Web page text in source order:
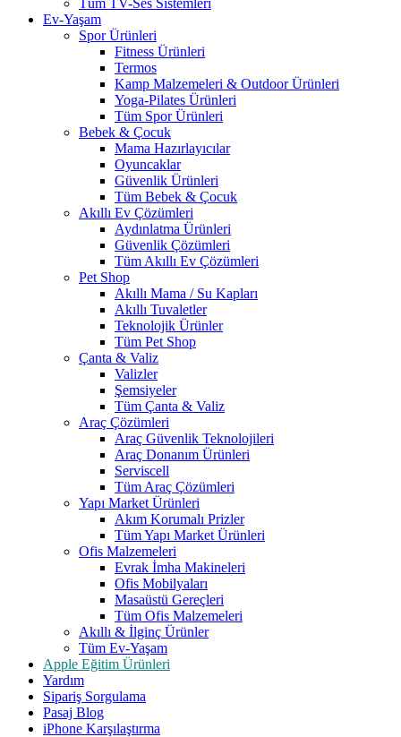
Tüm TV-Ses Sistemleri
Ev-Yaşam
Spor Ürünleri
Fitness Ürünleri
Termos
Kamp Malzemeleri & Outdoor Ürünleri
Yoga-Pilates Ürünleri
Tüm Spor Ürünleri
Bebek & Çocuk
Mama Hazırlayıcılar
Oyuncaklar
Güvenlik Ürünleri
Tüm Bebek & Çocuk
Akıllı Ev Çözümleri
Aydınlatma Ürünleri
Güvenlik Çözümleri
Tüm Akıllı Ev Çözümleri
Pet Shop
Akıllı Mama / Su Kapları
Akıllı Tuvaletler
Teknolojik Ürünler
Tüm Pet Shop
Çanta & Valiz
Valizler
Şemsiyeler
Tüm Çanta & Valiz
Araç Çözümleri
Araç Güvenlik Teknolojileri
Araç Donanım Ürünleri
Serviscell
Tüm Araç Çözümleri
Yapı Market Ürünleri
Akım Korumalı Prizler
Tüm Yapı Market Ürünleri
Ofis Malzemeleri
Evrak İmha Makineleri
Ofis Mobilyaları
Masaüstü Gereçleri
Tüm Ofis Malzemeleri
Akıllı & İlginç Ürünler
Tüm Ev-Yaşam
Apple Eğitim Ürünleri
Yardım
Sipariş Sorgulama
Pasaj Blog
iPhone Karşılaştırma